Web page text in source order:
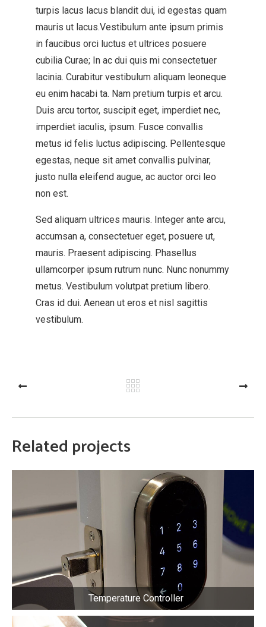
turpis lacus lacus blandit dui, id egestas quam
mauris ut lacus.Vestibulum ante ipsum primis
in faucibus orci luctus et ultrices posuere
cubilia Curae; In ac dui quis mi consectetuer
lacinia. Curabitur vestibulum aliquam leoneque
eu enim hacabi ta. Nam pretium turpis et arcu.
Duis arcu tortor, suscipit eget, imperdiet nec,
imperdiet iaculis, ipsum. Fusce convallis
metus id felis luctus adipiscing. Pellentesque
egestas, neque sit amet convallis pulvinar,
justo nulla eleifend augue, ac auctor orci leo
non est.
Sed aliquam ultrices mauris. Integer ante arcu,
accumsan a, consectetuer eget, posuere ut,
mauris. Praesent adipiscing. Phasellus
ullamcorper ipsum rutrum nunc. Nunc nonummy
metus. Vestibulum volutpat pretium libero.
Cras id dui. Aenean ut eros et nisl sagittis
vestibulum.
PREV NEXT
Related projects
Temperature Controller